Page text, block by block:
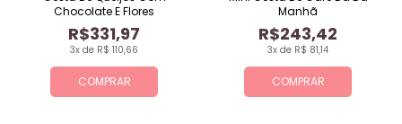
COMPRAR
3x de R$ 110,66
R$331,97
Chocolate E Flores
COMPRAR
3x de R$ 81,14
R$243,42
Manhã